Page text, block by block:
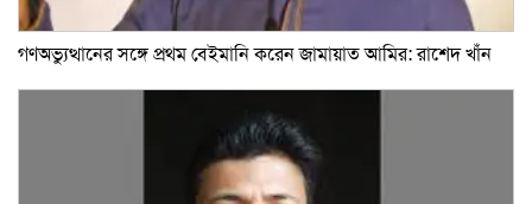
গণঅভ্যুত্থানের সঙ্গে প্রথম বেইমানি করেন জামায়াত আমির: রাশেদ খাঁন